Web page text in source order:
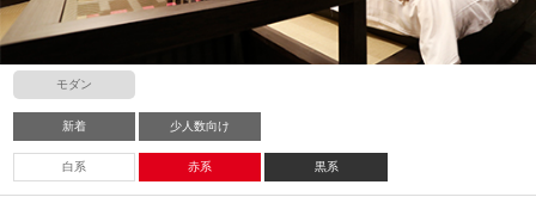
モダン
新着 少人数向け
白系 赤系 黒系